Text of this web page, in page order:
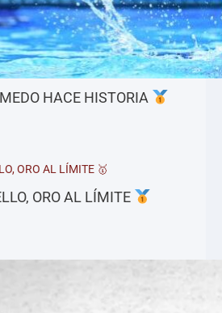
HACE HISTORIA
ORO AL LÍMITE